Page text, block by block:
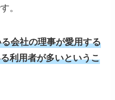
。
会社の理事が愛用する
利用者が多いというこ